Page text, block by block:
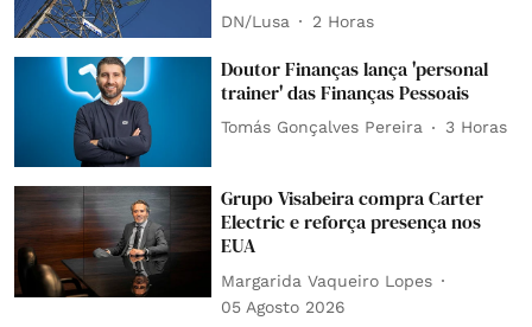
DN/Lusa 2 Horas
Doutor Finanças lança 'personal
trainer' das Finanças Pessoais
Tomás Gonçalves Pereira 3 Horas
Grupo Visabeira compra Carter
Electric e reforça presença nos
EUA
Margarida Vaqueiro Lopes
05 Agosto 2026